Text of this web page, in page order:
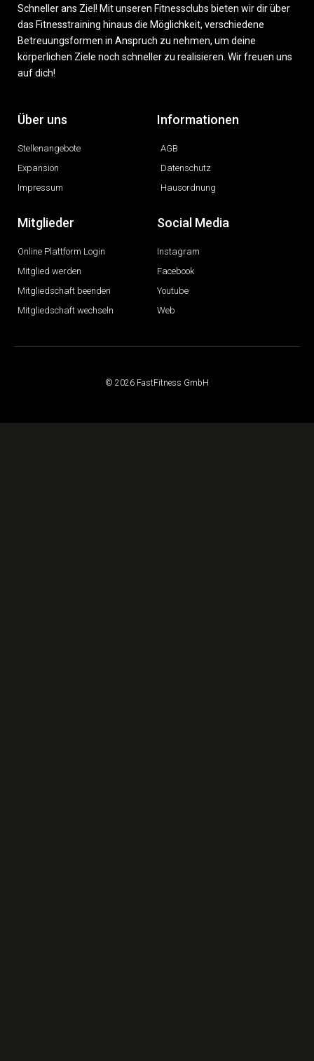
Schneller ans Ziel! Mit unseren Fitnessclubs bieten wir dir über
das Fitnesstraining hinaus die Möglichkeit, verschiedene
Betreuungsformen in Anspruch zu nehmen, um deine
körperlichen Ziele noch schneller zu realisieren. Wir freuen uns
auf dich!
Über uns
Stellenangebote
Expansion
Impressum
Informationen
AGB
Datenschutz
Hausordnung
Mitglieder
Online Plattform Login
Mitglied werden
Mitgliedschaft beenden
Mitgliedschaft wechseln
Social Media
Instagram
Facebook
Youtube
Web
© 2026 FastFitness GmbH